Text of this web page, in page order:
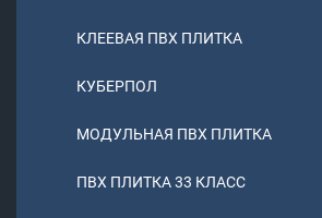
КЛЕЕВАЯ ПВХ ПЛИТКА
КУБЕРПОЛ
МОДУЛЬНАЯ ПВХ ПЛИТКА
ПВХ ПЛИТКА 33 КЛАСС